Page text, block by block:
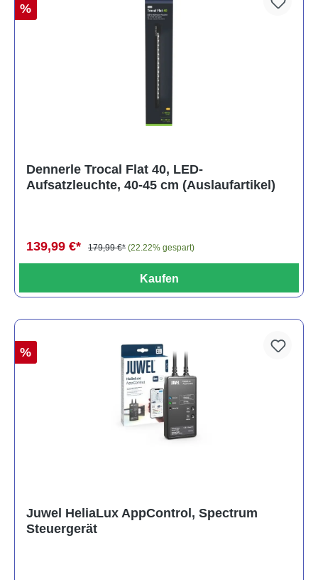
%
Dennerle Trocal Flat 40, LED-
Aufsatzleuchte, 40-45 cm (Auslaufartikel)
139,99 €* 179,99 €* (22.22% gespart)
Kaufen
%
Juwel HeliaLux AppControl, Spectrum
Steuergerät